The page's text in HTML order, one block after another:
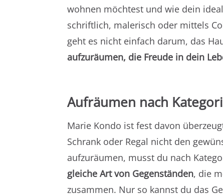
wohnen möchtest und wie dein
schriftlich, malerisch oder mittels
geht es nicht einfach darum, das
aufzuräumen, die Freude in dein
Aufräumen nach
Marie Kondo ist fest davon
Schrank oder Regal nicht den
aufzuräumen, musst du nach
gleiche Art von Gegenständen, die
zusammen. Nur so kannst du das